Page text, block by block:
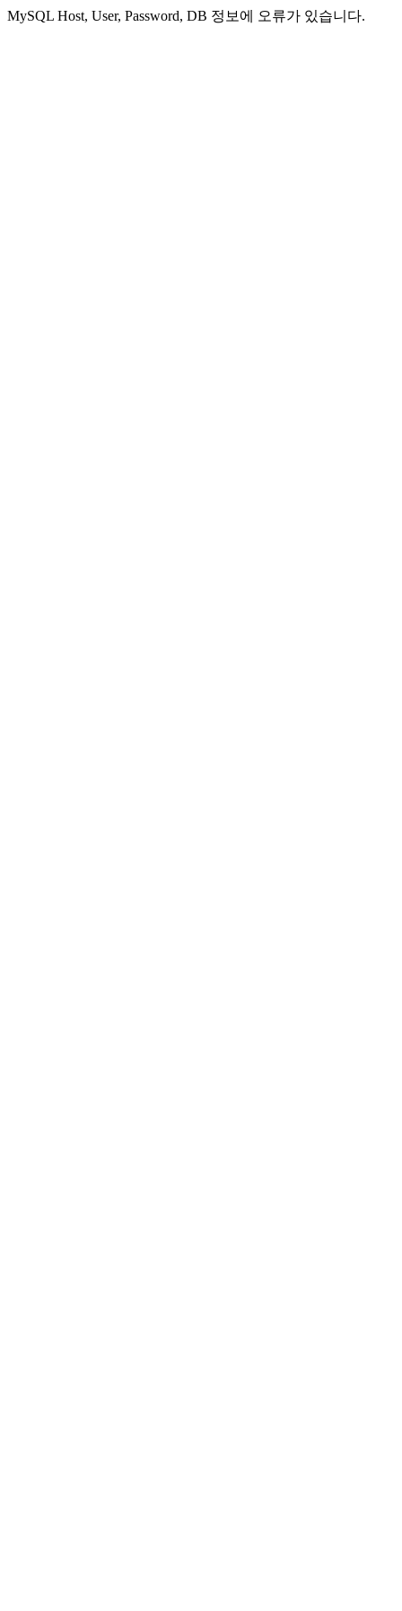
MySQL Host, User, Password, DB 정보에 오류가 있습니다.